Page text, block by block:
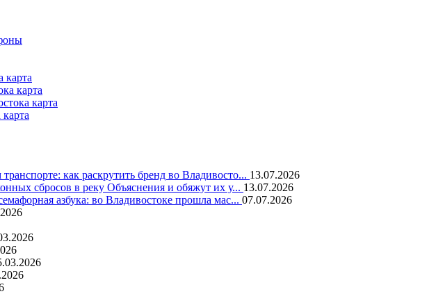
карта
карта
карта
как раскрутить бренд во Владивосто... 13.07.2026
сбросов в реку Объяснения и обяжут их у... 13.07.2026
азбука: во Владивостоке прошла мас... 07.07.2026